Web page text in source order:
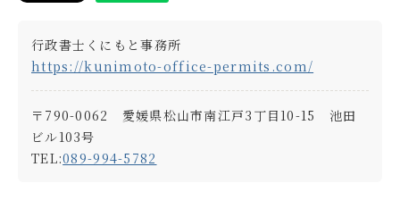
行政書士くにもと事務所
https://kunimoto-office-permits.com/
〒790-0062 愛媛県松山市南江戸3丁目10-15 池田
ビル103号
TEL:089-994-5782